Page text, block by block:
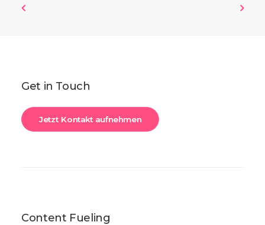
Get in Touch
Jetzt Kontakt aufnehmen
Content Fueling